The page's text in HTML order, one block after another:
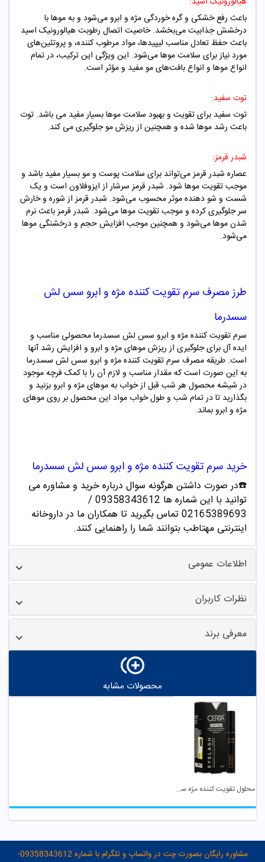
باعث رفع خشکی و گره خوردگی مژه و ابرو می‌شود و به موها با
درخشش جذابیت می‌بخشد. خاصیت اتصال رطوبت هیالورونیک اسید
باعث حفظ تعادل مناسب لیپیدها، مواد مرطوب کننده، و پروتئین‌های
مورد نیاز برای سلامت موها می‌شود. این ویژگی این ترکیب، در تمام
انواع موها و انواع بافت‌های مو مفید و مؤثر است.
توت سفید:
توت سفید برای تقویت و بهبود سلامت موها بسیار مفید می باشد. توت
باعث رشد موها شده و همچنین از ریزش مو جلوگیری می کند.
شبدر قرمز:
عصاره شبدر قرمز می‌تواند برای سلامت پوست و مو بسیار مفید باشد و
موجب تقویت مو‌ها شود. شبدر قرمز سرشار از ایزوفلاون است و یک
شست و شو دهنده موثر محسوب می‌شود. شبدر قرمز از شوره و خارش
سر جلوگیری کرده و موجب تقویت مو‌ها می‌شود. شبدر قرمز باعث نرم
شدن مو‌ها می‌شود و همچنین موجب افزایش حجم و درخشنگی مو‌ها
می‌شود.
طرز مصرف سرم تقویت کننده مژه و ابرو سس لش
سسدرما
سرم تقویت کننده مژه و ابرو سس لش سسدرما محصولی مناسب و
ایده آل برای جلوگیری از ریزش موهای مژه و ابرو و افزایش رشد آنها
است. طریقه مصرف سرم تقویت کننده مژه و ابرو سس لش سسدرما
به این صورت است که مقدار مناسب و لازم آن را با کمک فرچه موجود
در شیشه محصول هر شب قبل از خواب به موهای مژه و ابرو بزنید و
بگذارید تا در تمام شب و طول خواب مواد این محصول بر روی موهای
مژه و ابرو بماند.
خرید سرم تقویت کننده مژه و ابرو سس لش سسدرما
☎️در صورت داشتن هرگونه سوال درباره خرید و مشاوره می
توانید با این شماره ها 09358343612 /
02165389693تماس بگیرید تا همکاران ما در داروخانه
اینترنتی مهتاطب بتوانند شما را راهنمایی کنند.
اطلاعات عمومی
نظرات کاربران
معرفی برند
محصولات مشابه
محلول تقویت کننده مژه سریتا
مشاوره رایگان بصورت چت در واتساپ و تلگرام با شماره 09358343612-